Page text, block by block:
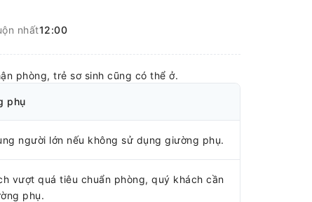
nhất12:00
phòng, trẻ sơ sinh cũng có thể ở.
phụ
người lớn nếu không sử dụng giường phụ.
vượt quá tiêu chuẩn phòng, quý khách cần
phụ.